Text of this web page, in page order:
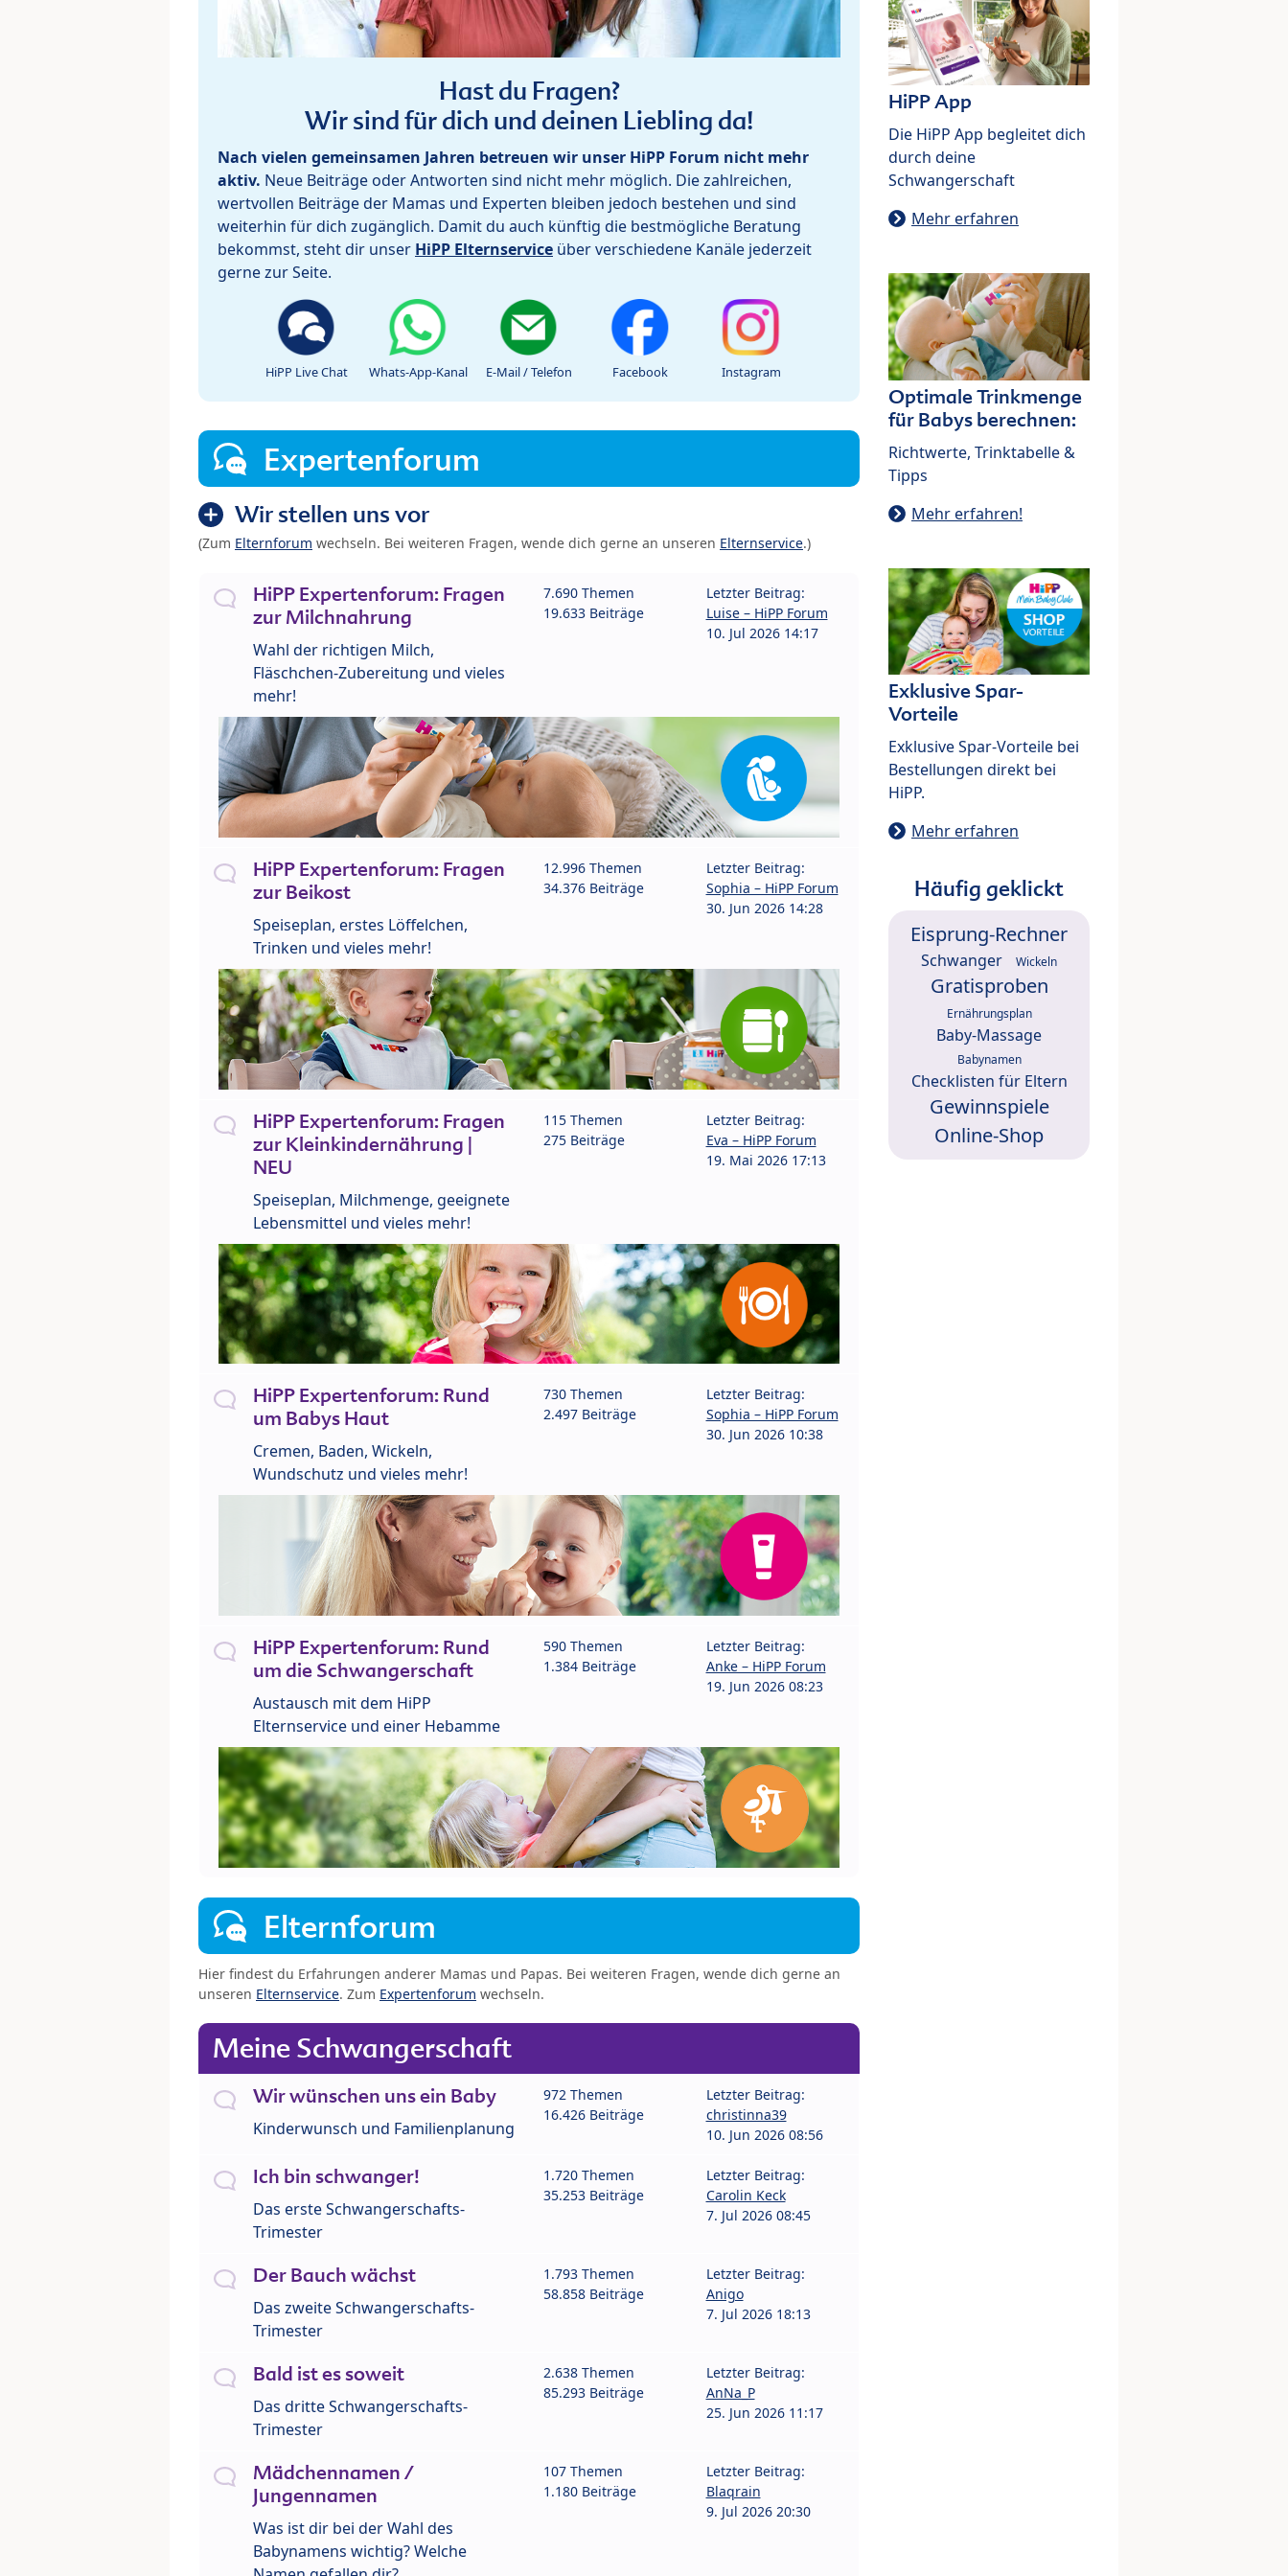
Hast du Fragen?
Wir sind für dich und deinen Liebling da!
Nach vielen gemeinsamen Jahren betreuen wir unser HiPP Forum nicht mehr
aktiv. Neue Beiträge oder Antworten sind nicht mehr möglich. Die zahlreichen,
wertvollen Beiträge der Mamas und Experten bleiben jedoch bestehen und sind
weiterhin für dich zugänglich. Damit du auch künftig die bestmögliche Beratung
bekommst, steht dir unser HiPP Elternservice über verschiedene Kanäle jederzeit
gerne zur Seite.
HiPP Live Chat Whats-App-Kanal E-Mail / Telefon Facebook Instagram
Expertenforum
Wir stellen uns vor
(Zum Elternforum wechseln. Bei weiteren Fragen, wende dich gerne an unseren Elternservice.)
HiPP Expertenforum: Fragen
zur Milchnahrung
Wahl der richtigen Milch,
Fläschchen-Zubereitung und vieles
mehr!
7.690 Themen
19.633 Beiträge
Letzter Beitrag:
Luise – HiPP Forum
10. Jul 2026 14:17
HiPP Expertenforum: Fragen
zur Beikost
Speiseplan, erstes Löffelchen,
Trinken und vieles mehr!
12.996 Themen
34.376 Beiträge
Letzter Beitrag:
Sophia – HiPP Forum
30. Jun 2026 14:28
HiPP Expertenforum: Fragen
zur Kleinkindernährung |
NEU
Speiseplan, Milchmenge, geeignete
Lebensmittel und vieles mehr!
115 Themen
275 Beiträge
Letzter Beitrag:
Eva – HiPP Forum
19. Mai 2026 17:13
HiPP Expertenforum: Rund
um Babys Haut
Cremen, Baden, Wickeln,
Wundschutz und vieles mehr!
730 Themen
2.497 Beiträge
Letzter Beitrag:
Sophia – HiPP Forum
30. Jun 2026 10:38
HiPP Expertenforum: Rund
um die Schwangerschaft
Austausch mit dem HiPP
Elternservice und einer Hebamme
590 Themen
1.384 Beiträge
Letzter Beitrag:
Anke – HiPP Forum
19. Jun 2026 08:23
Elternforum
Hier findest du Erfahrungen anderer Mamas und Papas. Bei weiteren Fragen, wende dich gerne an
unseren Elternservice. Zum Expertenforum wechseln.
Meine Schwangerschaft
Wir wünschen uns ein Baby
Kinderwunsch und Familienplanung
972 Themen
16.426 Beiträge
Letzter Beitrag:
christinna39
10. Jun 2026 08:56
Ich bin schwanger!
Das erste Schwangerschafts-
Trimester
1.720 Themen
35.253 Beiträge
Letzter Beitrag:
Carolin Keck
7. Jul 2026 08:45
Der Bauch wächst
Das zweite Schwangerschafts-
Trimester
1.793 Themen
58.858 Beiträge
Letzter Beitrag:
Anigo
7. Jul 2026 18:13
Bald ist es soweit
Das dritte Schwangerschafts-
Trimester
2.638 Themen
85.293 Beiträge
Letzter Beitrag:
AnNa_P
25. Jun 2026 11:17
Mädchennamen /
Jungennamen
Was ist dir bei der Wahl des
Babynamens wichtig? Welche
107 Themen
1.180 Beiträge
Letzter Beitrag:
Blaqrain
9. Jul 2026 20:30
HiPP App
Die HiPP App begleitet dich
durch deine
Schwangerschaft
Mehr erfahren
Optimale Trinkmenge
für Babys berechnen:
Richtwerte, Trinktabelle &
Tipps
Mehr erfahren!
Exklusive Spar-
Vorteile
Exklusive Spar-Vorteile bei
Bestellungen direkt bei
HiPP.
Mehr erfahren
Häufig geklickt
Eisprung-Rechner
Schwanger Wickeln
Gratisproben
Ernährungsplan
Baby-Massage
Babynamen
Checklisten für Eltern
Gewinnspiele
Online-Shop